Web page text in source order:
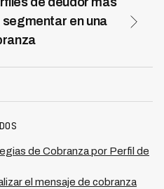
este proceso mediante
y respuesta
el mejor canal (SMS,
El sistema aprende
refinando perfiles y
de los equipos de
en una
vs crónicos). La
considerar el canal
sensibilidad a diferentes
patrones de
en sus operaciones en 7
personalizar
de Cobranza por Perfil de
el mensaje de cobranza